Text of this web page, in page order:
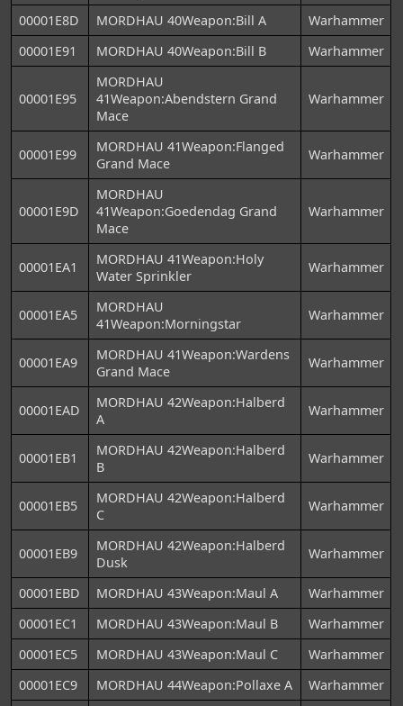
00001E8D MORDHAU 40Weapon:Bill A
Warhammer
00001E91
MORDHAU 40Weapon:Bill B Warhammer
00001E95
MORDHAU
41Weapon:Abendstern Grand
Mace
Warhammer
00001E99
MORDHAU 41Weapon:Flanged
Grand Mace
Warhammer
00001E9D
MORDHAU
41Weapon:Goedendag Grand
Mace
Warhammer
00001EA1
MORDHAU 41Weapon:Holy
Water Sprinkler
Warhammer
00001EA5
MORDHAU
41Weapon:Morningstar
Warhammer
00001EA9
MORDHAU 41Weapon:Wardens
Grand Mace
Warhammer
00001EAD
MORDHAU 42Weapon:Halberd
A
Warhammer
00001EB1
MORDHAU 42Weapon:Halberd
B
Warhammer
00001EB5
MORDHAU 42Weapon:Halberd
C
Warhammer
00001EB9
MORDHAU 42Weapon:Halberd
Dusk
Warhammer
00001EBD MORDHAU 43Weapon:Maul A
Warhammer
00001EC1
MORDHAU 43Weapon:Maul B
Warhammer
00001EC5
MORDHAU 43Weapon:Maul C
Warhammer
00001EC9
MORDHAU 44Weapon:Pollaxe A
Warhammer